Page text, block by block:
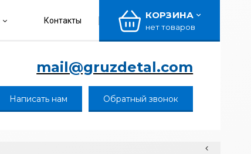
Контакты КОРЗИНА
нет товаров
mail@gruzdetal.com
Написать нам Обратный звонок